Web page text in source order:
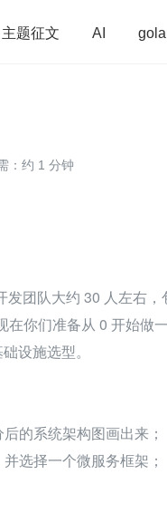
主题征文 AI
：约 1 分钟
团队大约 30 人左右
在你们准备从 0 开始做
设施选型。
的系统架构图画出来；
选择一个微服务框架；